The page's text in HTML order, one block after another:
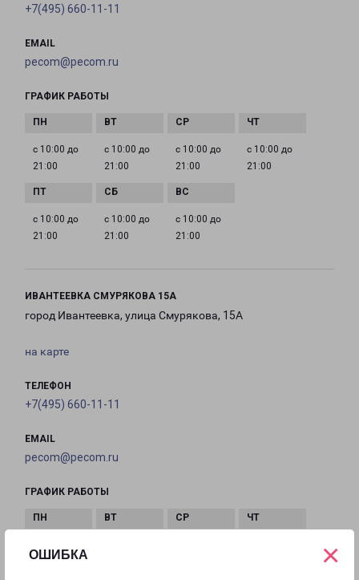
ОШИБКА ×
+7(495) 660-11-11
EMAIL
pecom@pecom.ru
ГРАФИК РАБОТЫ
с 10:00 до
21:00
с 10:00 до
21:00
с 10:00 до
21:00
с 10:00 до
21:00
с 10:00 до
21:00
с 10:00 до
21:00
с 10:00 до
21:00
ИВАНТЕЕВКА СМУРЯКОВА 15А
город Ивантеевка, улица Смурякова, 15А
на карте
ТЕЛЕФОН
+7(495) 660-11-11
EMAIL
pecom@pecom.ru
ГРАФИК РАБОТЫ
22:00